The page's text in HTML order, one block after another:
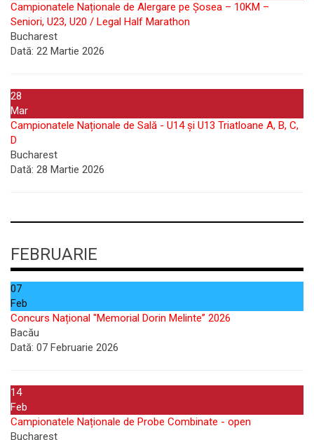
Campionatele Naționale de Alergare pe Șosea – 10KM –
Seniori, U23, U20 / Legal Half Marathon
Bucharest
Dată: 22 Martie 2026
28
Mar
Campionatele Naționale de Sală - U14 și U13 Triatloane A, B, C,
D
Bucharest
Dată: 28 Martie 2026
FEBRUARIE
07
Feb
Concurs Național "Memorial Dorin Melinte” 2026
Bacău
Dată: 07 Februarie 2026
14
Feb
Campionatele Naționale de Probe Combinate - open
Bucharest